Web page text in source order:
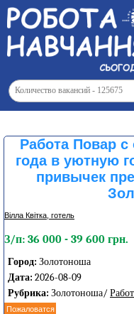
Работа Повар
года в уютную
привычек
Вілла Квітка, готель
З/п: 36 000 - 39 600 грн.
Город: Золотоноша
Дата: 2026-08-09
Рубрика: Золотоноша/
Пожаловатся